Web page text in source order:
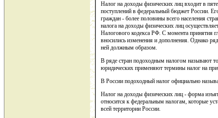
Налог на доходы физических лиц входит в
поступлений в федеральный бюджет России.
граждан - более половины всего населения
налога на доходы физических лиц
Налогового кодекса РФ. С момента принятия
вносились изменения и дополнения. Однако
ней должным образом.
В ряде стран подоходным налогом называют
юридических применяют термины налог на
В России подоходный налог официально
Налог на доходы физических лиц - форма
относится к федеральным налогам, которые
всей территории России.